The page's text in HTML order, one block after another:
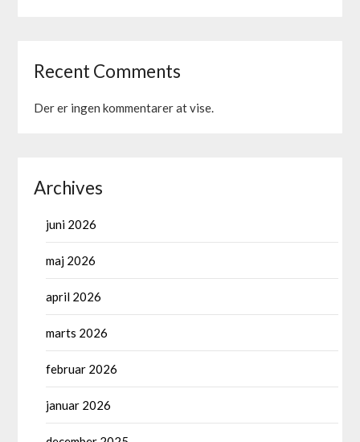
Recent Comments
Der er ingen kommentarer at vise.
Archives
juni 2026
maj 2026
april 2026
marts 2026
februar 2026
januar 2026